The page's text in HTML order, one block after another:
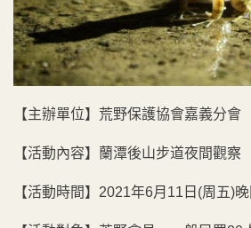
【主辦單位】荒野保護協會嘉義分會
【活動內容】蘭潭後山步道夜間觀察
【活動時間】2021年6月11日(周五)